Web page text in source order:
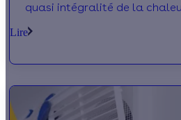
quasi intégralité de la
permet d’utiliser moins
Lire